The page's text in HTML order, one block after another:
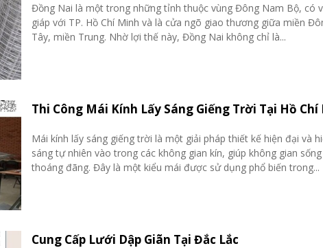
Đồng Nai là một trong những tỉnh thuộc vùng Đông Nam Bộ, có
giáp với TP. Hồ Chí Minh và là cửa ngõ giao thương giữa miền
Tây, miền Trung. Nhờ lợi thế này, Đồng Nai không chỉ là...
Thi Công Mái Kính Lấy Sáng Giếng Trời Tại Hồ Chí
Mái kính lấy sáng giếng trời là một giải pháp thiết kế hiện đại và
sáng tự nhiên vào trong các không gian kín, giúp không gian
thoáng đãng. Đây là một kiểu mái được sử dụng phổ biến trong...
Cung Cấp Lưới Dập Giãn Tại Đắc Lắc